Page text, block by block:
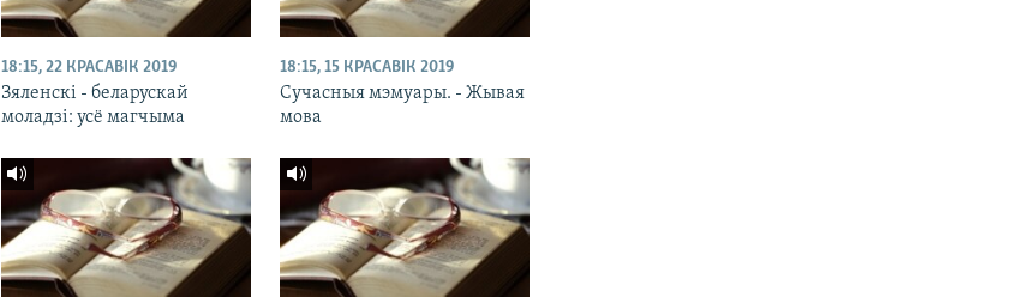
18:15, 22 КРАСАВІК 2019
Зяленскі - беларускай
моладзі: усё магчыма
18:15, 15 КРАСАВІК 2019
Сучасныя мэмуары. - Жывая
мова